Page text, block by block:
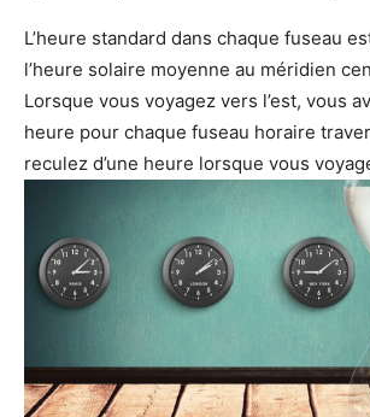
L’heure standard dans chaque fuseau
l’heure solaire moyenne au méridien
Lorsque vous voyagez vers l’est, vous
heure pour chaque fuseau horaire
reculez d’une heure lorsque vous